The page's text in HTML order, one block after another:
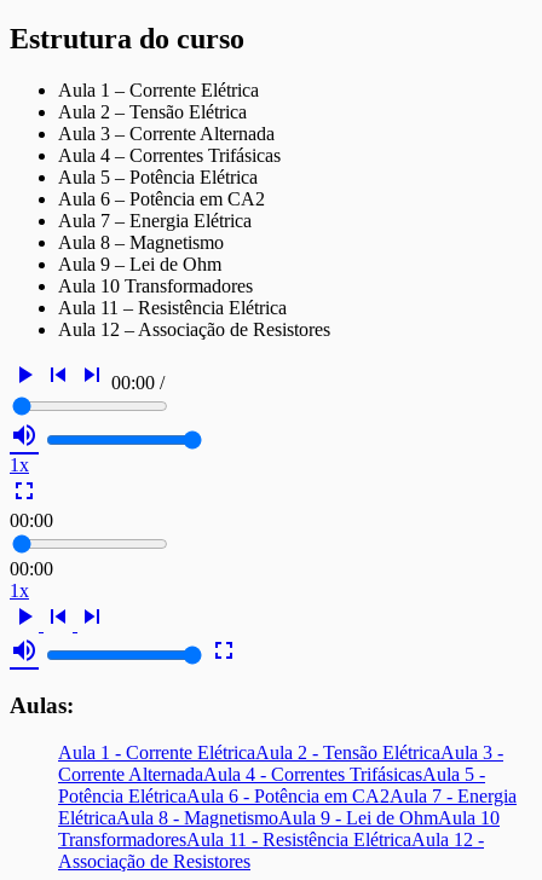
Estrutura do curso
Aula 1 – Corrente Elétrica
Aula 2 – Tensão Elétrica
Aula 3 – Corrente Alternada
Aula 4 – Correntes Trifásicas
Aula 5 – Potência Elétrica
Aula 6 – Potência em CA2
Aula 7 – Energia Elétrica
Aula 8 – Magnetismo
Aula 9 – Lei de Ohm
Aula 10 Transformadores
Aula 11 – Resistência Elétrica
Aula 12 – Associação de Resistores
play_arrow skip_previous skip_next 00:00 /
volume_up
1x
fullscreen
00:00
00:00
1x
play_arrow skip_previous
skip_next
volume_up
fullscreen
Aulas:
Aula 1 - Corrente ElétricaAula 2 - Tensão ElétricaAula 3 -
Corrente AlternadaAula 4 - Correntes TrifásicasAula 5 -
Potência ElétricaAula 6 - Potência em CA2Aula 7 - Energia
ElétricaAula 8 - MagnetismoAula 9 - Lei de OhmAula 10
TransformadoresAula 11 - Resistência ElétricaAula 12 -
Associação de Resistores